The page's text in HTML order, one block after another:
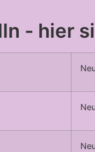
- hier